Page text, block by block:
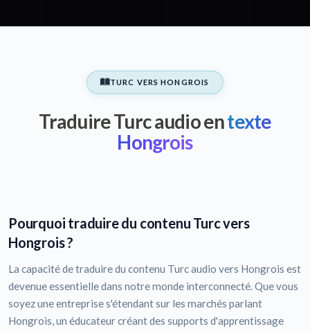
TURC VERS HONGROIS
Traduire Turc audio entexte
Hongrois
Pourquoi traduire du contenu Turc vers
Hongrois ?
La capacité de traduire du contenu Turc audio vers Hongrois est
devenue essentielle dans notre monde interconnecté. Que vous
soyez une entreprise s'étendant sur les marchés parlant
Hongrois, un éducateur créant des supports d'apprentissage